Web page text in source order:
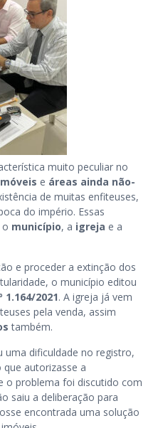
muito peculiar no
e áreas ainda não-
de muitas enfiteuses,
do império. Essas
município, a igreja e a
e proceder a extinção dos
o município editou
1.164/2021. A igreja já vem
pela venda, assim
também.
dificuldade no registro,
autorizasse a
o problema foi discutido com
saiu a deliberação para
encontrada uma solução